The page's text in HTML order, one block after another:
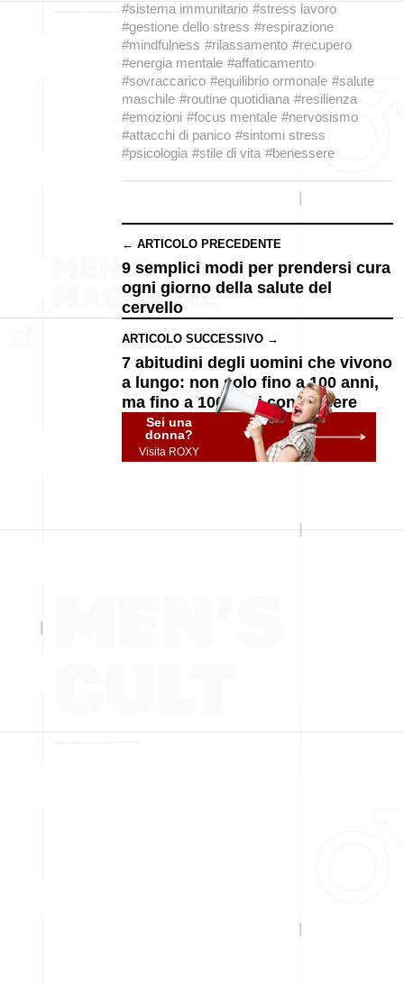
#sistema immunitario #stress lavoro
#gestione dello stress #respirazione
#mindfulness #rilassamento #recupero
#energia mentale #affaticamento
#sovraccarico #equilibrio ormonale #salute
maschile #routine quotidiana #resilienza
#emozioni #focus mentale #nervosismo
#attacchi di panico #sintomi stress
#psicologia #stile di vita #benessere
← ARTICOLO PRECEDENTE
9 semplici modi per prendersi cura
ogni giorno della salute del
cervello
ARTICOLO SUCCESSIVO →
7 abitudini degli uomini che vivono
a lungo: non solo fino a 100 anni,
ma fino a 100 anni con piacere
Sei una
donna?
Visita ROXY